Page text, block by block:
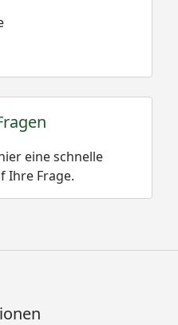
eine schnelle
Ihre Frage.